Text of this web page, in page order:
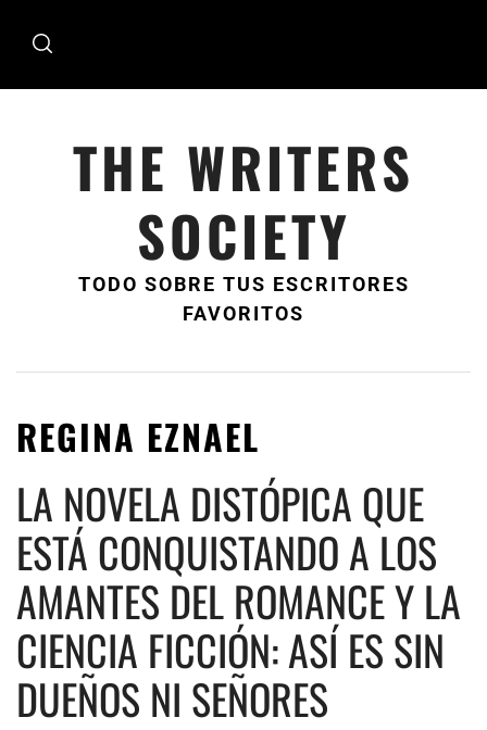
THE WRITERS
SOCIETY
TODO SOBRE TUS ESCRITORES
FAVORITOS
REGINA EZNAEL
LA NOVELA DISTÓPICA QUE
ESTÁ CONQUISTANDO A LOS
AMANTES DEL ROMANCE Y LA
CIENCIA FICCIÓN: ASÍ ES SIN
DUEÑOS NI SEÑORES